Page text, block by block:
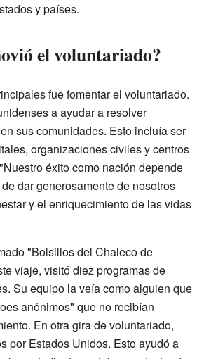
y países.
el voluntariado?
fue fomentar el voluntariado.
a ayudar a resolver
sus comunidades. Esto incluía ser
organizaciones civiles y centros
éxito como nación depende
dar generosamente de nosotros
y el enriquecimiento de las vidas
"Bolsillos del Chaleco de
viaje, visitó diez programas de
Su equipo la veía como alguien que
anónimos" que no recibían
En otra gira de voluntariado,
por Estados Unidos. Esto ayudó a